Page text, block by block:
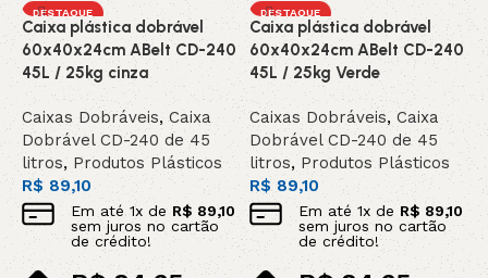
DESTAQUE
Caixa plástica dobrável
60x40x24cm ABelt CD-240
45L / 25kg cinza
Caixas Dobráveis,Caixa
Dobrável CD-240 de 45
litros, Produtos Plásticos
R$89,10
Em até1x de R$ 89,10
sem juros no cartão
de crédito!
DESTAQUE
Caixa plástica dobrável
60x40x24cm ABelt CD-240
45L / 25kg Verde
Caixas Dobráveis,Caixa
Dobrável CD-240 de 45
litros, Produtos Plásticos
R$89,10
Em até 1x de R$ 89,10
sem juros no cartão
de crédito!